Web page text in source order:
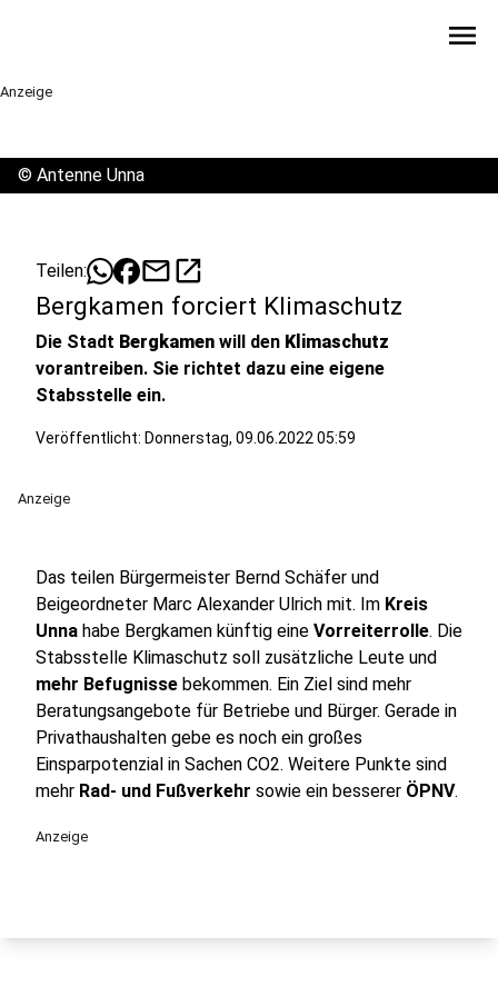
menu
Anzeige
© Antenne Unna
Teilen: mailopen_in_new
Bergkamen forciert Klimaschutz
Die Stadt Bergkamen will den Klimaschutz
vorantreiben. Sie richtet dazu eine eigene
Stabsstelle ein.
Veröffentlicht: Donnerstag, 09.06.2022 05:59
Anzeige
Das teilen Bürgermeister Bernd Schäfer und
Beigeordneter Marc Alexander Ulrich mit. Im Kreis
Unna habe Bergkamen künftig eine Vorreiterrolle. Die
Stabsstelle Klimaschutz soll zusätzliche Leute und
mehr Befugnisse bekommen. Ein Ziel sind mehr
Beratungsangebote für Betriebe und Bürger. Gerade in
Privathaushalten gebe es noch ein großes
Einsparpotenzial in Sachen CO2. Weitere Punkte sind
mehr Rad- und Fußverkehr sowie ein besserer ÖPNV.
Anzeige